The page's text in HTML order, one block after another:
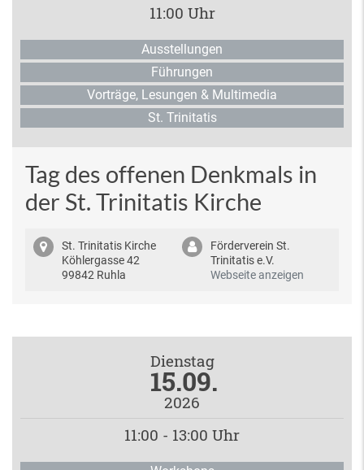
11:00 Uhr
Ausstellungen
Führungen
Vorträge, Lesungen & Multimedia
St. Trinitatis
Tag des offenen Denkmals in
der St. Trinitatis Kirche
St. Trinitatis Kirche
Köhlergasse 42
99842 Ruhla
Förderverein St.
Trinitatis e.V.
Webseite anzeigen
Dienstag
15.09.
2026
11:00 - 13:00 Uhr